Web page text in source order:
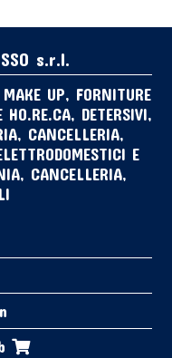
s.r.l.
UP, FORNITURE
HO.RE.CA, DETERSIVI,
CANCELLERIA,
E
CANCELLERIA,